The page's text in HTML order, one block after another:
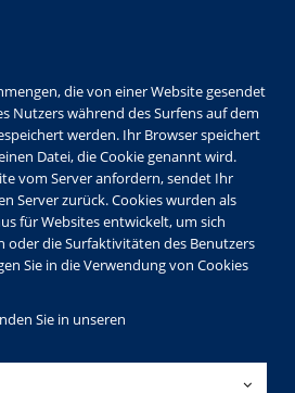
die von einer Website gesendet
Nutzers während des Surfens auf dem
werden. Ihr Browser speichert
Datei, die Cookie genannt wird.
vom Server anfordern, sendet Ihr
Server zurück. Cookies wurden als
für Websites entwickelt, um sich
die Surfaktivitäten des Benutzers
Sie in die Verwendung von Cookies
Sie in unseren